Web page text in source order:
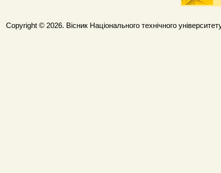
Copyright © 2026. Вісник Національного технічного